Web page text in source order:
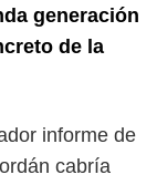
generación
de la
informe de
cabría